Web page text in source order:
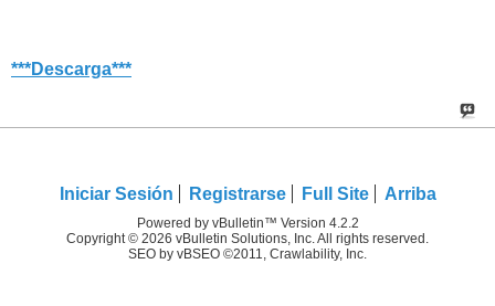
***Descarga***
Iniciar Sesión Registrarse Full Site Arriba
Powered by vBulletin™ Version 4.2.2
Copyright © 2026 vBulletin Solutions, Inc. All rights reserved.
SEO by vBSEO ©2011, Crawlability, Inc.